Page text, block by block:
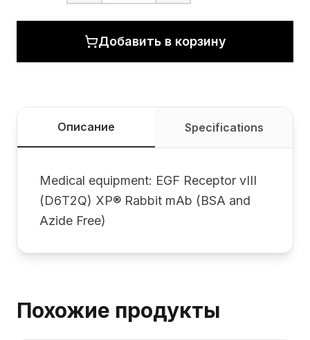
Добавить в корзину
Описание Specifications
Medical equipment: EGF Receptor vIII
(D6T2Q) XP® Rabbit mAb (BSA and
Azide Free)
Похожие продукты